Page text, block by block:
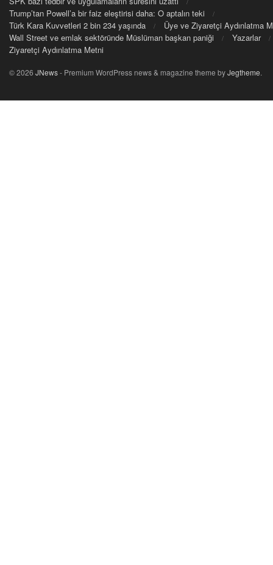
Trump’tan Powell’a bir faiz eleştirisi daha: O aptalın teki
Türk Kara Kuvvetleri 2 bin 234 yaşında
Üye ve Ziyaretçi Aydınlatma
Wall Street ve emlak sektöründe Müslüman başkan paniği
Yazarlar
Ziyaretçi Aydınlatma Metni
© 2026 JNews- Premium WordPress news & magazine theme byJegtheme.